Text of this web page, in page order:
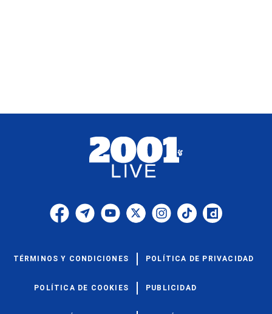
TÉRMINOS Y CONDICIONES POLÍTICA DE PRIVACIDAD
POLÍTICA DE COOKIES PUBLICIDAD